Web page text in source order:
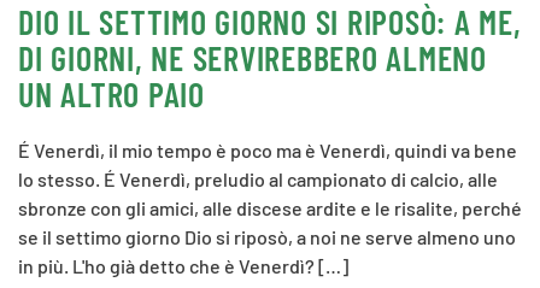
DIO IL SETTIMO GIORNO SI RIPOSÒ: A ME,
DI GIORNI, NE SERVIREBBERO ALMENO
UN ALTRO PAIO
É Venerdì, il mio tempo è poco ma è Venerdì, quindi va bene
lo stesso. É Venerdì, preludio al campionato di calcio, alle
sbronze con gli amici, alle discese ardite e le risalite, perché
se il settimo giorno Dio si riposò, a noi ne serve almeno uno
in più. L'ho già detto che è Venerdì? […]